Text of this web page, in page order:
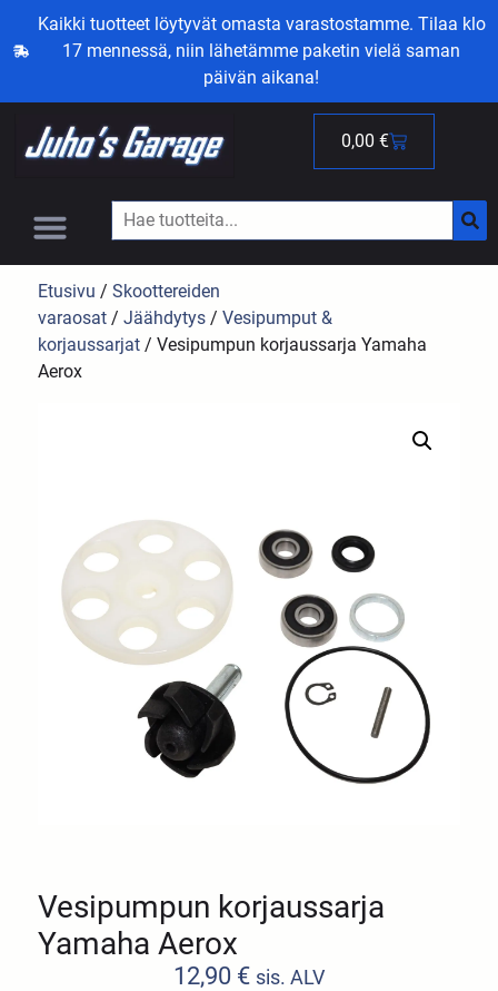
Kaikki tuotteet löytyvät omasta varastostamme. Tilaa klo
17 mennessä, niin lähetämme paketin vielä saman
päivän aikana!
0,00 €
Etusivu /Skoottereiden
varaosat /Jäähdytys /Vesipumput &
korjaussarjat / Vesipumpun korjaussarja Yamaha
Aerox
Vesipumpun korjaussarja
Yamaha Aerox
12,90 € sis. ALV